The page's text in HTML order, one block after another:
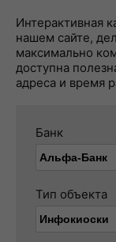
Интерактивная
нашем сайте,
максимально
доступна
адреса и время
Банк
Тип объекта